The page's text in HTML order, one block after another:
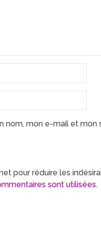
nom, mon e-mail et
pour réduire les
sont utilisées.